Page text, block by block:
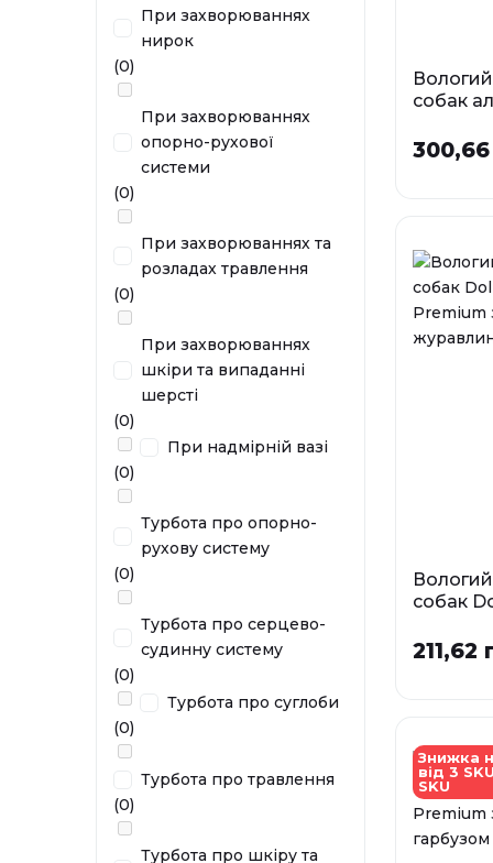
При захворюваннях
нирок
(0)
При захворюваннях
опорно-рухової
системи
(0)
При захворюваннях та
розладах травлення
(0)
При захворюваннях
шкіри та випаданні
шерсті
(0)
При надмірній вазі
(0)
Турбота про опорно-
рухову систему
(0)
Турбота про серцево-
судинну систему
(0)
Турбота про суглоби
(0)
Турбота про травлення
(0)
Турбота про шкіру та
собак
Noteci
з ягням
У наявності
300,66
собак
з
У наявності
211,62
Знижка
від 3
SKU